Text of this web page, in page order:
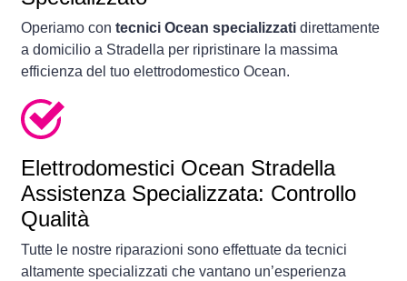
Operiamo con tecnici Ocean specializzati direttamente
a domicilio a Stradella per ripristinare la massima
efficienza del tuo elettrodomestico Ocean.
Elettrodomestici Ocean Stradella
Assistenza Specializzata: Controllo
Qualità
Tutte le nostre riparazioni sono effettuate da tecnici
altamente specializzati che vantano un’esperienza